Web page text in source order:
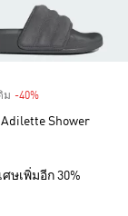
ม -40%
Shower
ษเพิ่มอีก 30%